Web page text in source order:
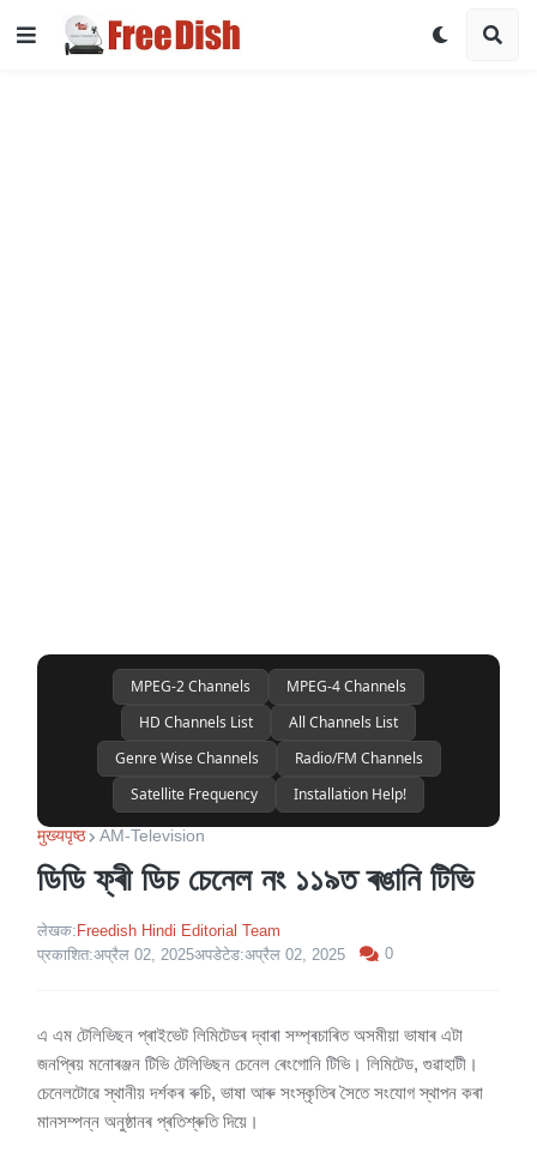
MPEG-2 Channels
MPEG-4 Channels
HD Channels List
All Channels List
Genre Wise Channels
Radio/FM Channels
Satellite Frequency
Installation Help!
मुख्यपृष्ठ AM-Television
ডিডি ফ্ৰী ডিচ চেনেল নং ১১৯ত ৰঙানি টিভি
लेखक: Freedish Hindi Editorial Team
प्रकाशित:अप्रैल 02, 2025अपडेटेड:अप्रैल 02, 2025 0
এ এম টেলিভিছন প্ৰাইভেট লিমিটেডৰ দ্বাৰা সম্প্ৰচাৰিত অসমীয়া ভাষাৰ এটা
জনপ্ৰিয় মনোৰঞ্জন টিভি টেলিভিছন চেনেল ৰেংগোনি টিভি। লিমিটেড, গুৱাহাটী।
চেনেলটোৱে স্থানীয় দৰ্শকৰ ৰুচি, ভাষা আৰু সংস্কৃতিৰ সৈতে সংযোগ স্থাপন কৰা
মানসম্পন্ন অনুষ্ঠানৰ প্ৰতিশ্ৰুতি দিয়ে।